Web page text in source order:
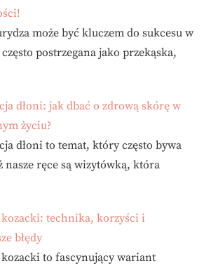
może być kluczem do sukcesu w
postrzegana jako przekąska,
dłoni: jak dbać o zdrową skórę w
życiu?
dłoni to temat, który często bywa
nasze ręce są wizytówką, która
kozacki: technika, korzyści i
błędy
to fascynujący wariant